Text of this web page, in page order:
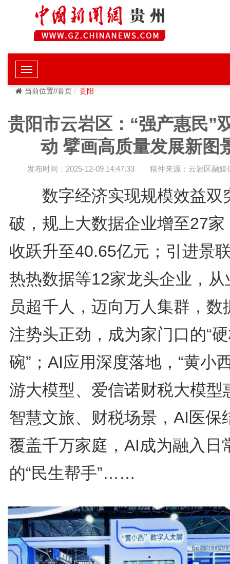
当前位置//首页 贵阳
贵阳市云岩区：“强产惠民”
动 擘画高质量发展新图
发布时间：2025-12-09 14:47:33 稿件来源：云岩区融媒
数字经济实现规模效益双
破，规上大数据企业增至27家
收跃升至40.65亿元；引进景
热热数据等12家龙头企业，从
员超千人，迈向万人集群，数
注势头正劲，成为家门口的“
碗”；AI应用深度落地，“黄小
游大模型、爱信诺财税大模型
智慧文旅、财税场景，AI医保
覆盖千万家庭，AI成为融入日
的“民生帮手”……